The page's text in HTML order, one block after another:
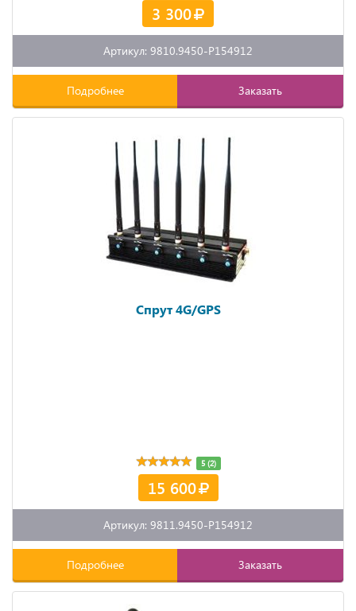
3 300
Артикул: 9810.9450-P154912
Подробнее Заказать
Спрут 4G/GPS
5 (2)
15 600
Артикул: 9811.9450-P154912
Подробнее Заказать